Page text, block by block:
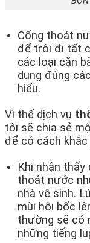
Cống thoát
để trôi đi tất
các loại cặn
dụng đúng
hiểu.
Vì thế dịch vụ
tôi sẽ chia sẻ
để có cách
Khi nhận
thoát nước
nhà vệ sinh.
mùi hôi bốc
thường sẽ có
những tiếng